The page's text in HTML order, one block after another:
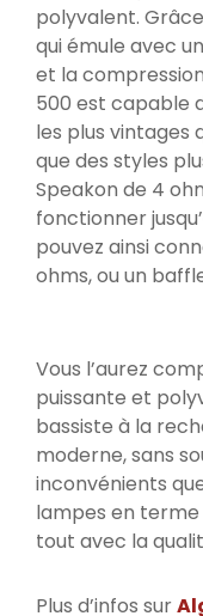
polyvalent.
qui émule avec
et la
500 est capable
les plus vintages
que des styles
Speakon de 4
fonctionner
pouvez ainsi
ohms, ou un
Vous l’aurez
puissante et
bassiste à la
moderne, sans
inconvénients
lampes en terme
tout avec la
Plus d’infos sur